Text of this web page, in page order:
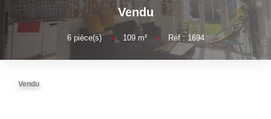
LOCATIONS
GESTION
Vendu
6pièce(s) • 109m² • Réf : 1694
Vendu